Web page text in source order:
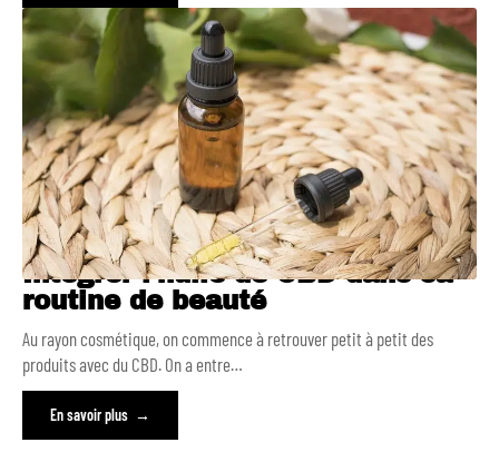
Intégrer l’huile de CBD dans sa
routine de beauté
Au rayon cosmétique, on commence à retrouver petit à petit des
produits avec du CBD. On a entre…
En savoir plus